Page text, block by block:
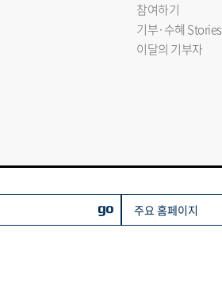
참여하기
기부·수혜 Stories
이달의 기부자
go 주요 홈페이지